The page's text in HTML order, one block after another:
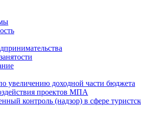
увеличению доходной части бюджета
проектов МПА
контроль (надзор) в сфере